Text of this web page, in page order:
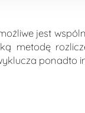
jest
metodę
ponadto